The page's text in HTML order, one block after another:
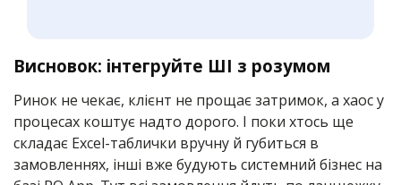
Висновок: інтегруйте ШІ з розумом
Ринок не чекає, клієнт не прощає затримок, а хаос у
процесах коштує надто дорого. І поки хтось ще
складає Excel-таблички вручну й губиться в
замовленнях, інші вже будують системний бізнес на